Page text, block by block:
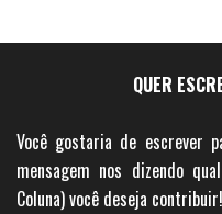
QUER
Você gostaria de escrever
mensagem nos dizendo
Coluna) você deseja